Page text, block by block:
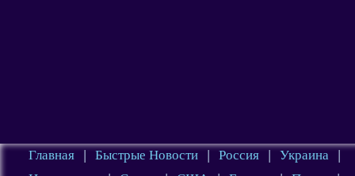
Главная | Быстрые Новости | Россия | Украина
|